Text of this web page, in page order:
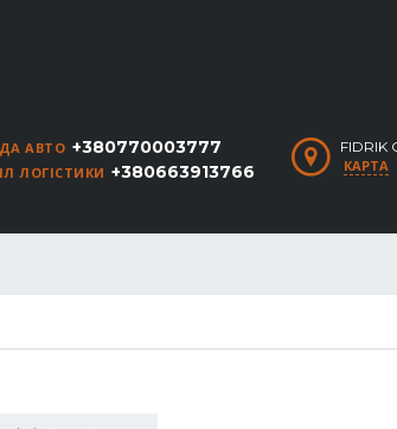
FIDRIK
КАРТА
АВТО +380770003777
ЛОГІСТИКИ +380663913766